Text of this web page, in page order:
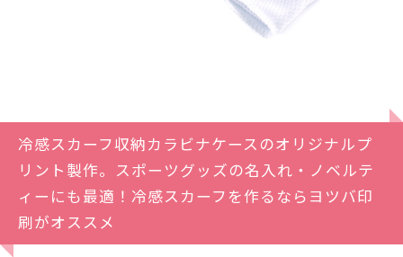
冷感スカーフ収納カラビナケースのオリジナルプ
リント製作。スポーツグッズの名入れ・ノベルテ
ィーにも最適！冷感スカーフを作るならヨツバ印
刷がオススメ